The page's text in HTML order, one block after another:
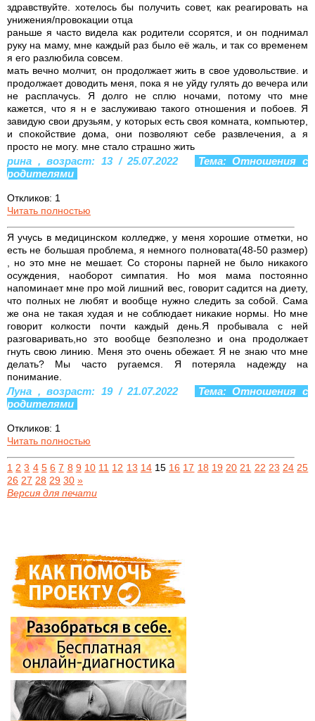
здравствуйте. хотелось бы получить совет, как реагировать на
унижения/провокации отца
раньше я часто видела как родители ссорятся, и он поднимал
руку на маму, мне каждый раз было её жаль, и так со временем
я его разлюбила совсем.
мать вечно молчит, он продолжает жить в свое удовольствие. и
продолжает доводить меня, пока я не уйду гулять до вечера или
не расплачусь. Я долго не сплю ночами, потому что мне
кажется, что я н е заслуживаю такого отношения и побоев. Я
завидую свои друзьям, у которых есть своя комната, компьютер,
и спокойствие дома, они позволяют себе развлечения, а я
просто не могу. мне стало страшно жить
рина , возраст: 13 / 25.07.2022
Тема: Отношения с
родителями
Откликов: 1
Читать полностью
Я учусь в медицинском колледже, у меня хорошие отметки, но
есть не большая проблема, я немного полновата(48-50 размер)
, но это мне не мешает. Со стороны парней не было никакого
осуждения, наоборот симпатия. Но моя мама постоянно
напоминает мне про мой лишний вес, говорит садится на диету,
что полных не любят и вообще нужно следить за собой. Сама
же она не такая худая и не соблюдает никакие нормы. Но мне
говорит колкости почти каждый день.Я пробывала с ней
разговаривать,но это вообще безполезно и она продолжает
гнуть свою линию. Меня это очень обежает. Я не знаю что мне
делать? Мы часто ругаемся. Я потеряла надежду на
понимание.
Луна , возраст: 19 / 21.07.2022
Тема: Отношения с
родителями
Откликов: 1
Читать полностью
1 2 3 4 5 6 7 8 9 10 11 12 13 1415 16 17 18 19 20 21 22 23 24 25
26 27 28 29 30 »
Версия для печати